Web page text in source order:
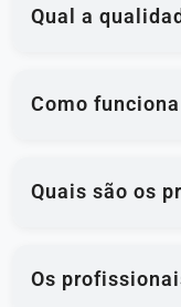
Qual a
Como
Quais são os
Os